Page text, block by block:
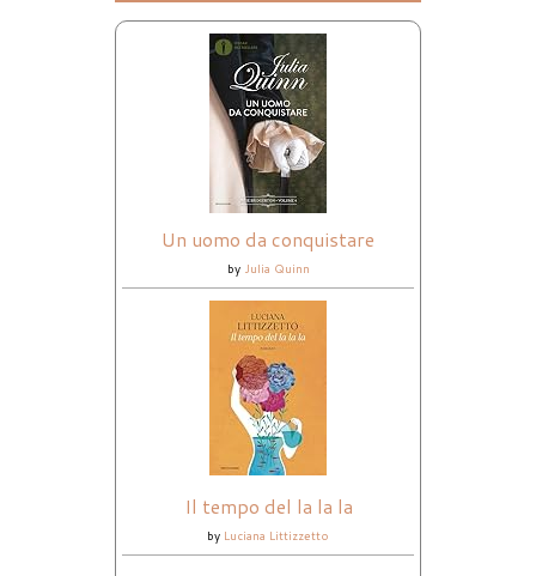
Un uomo da conquistare
by Julia Quinn
Il tempo del la la la
by Luciana Littizzetto